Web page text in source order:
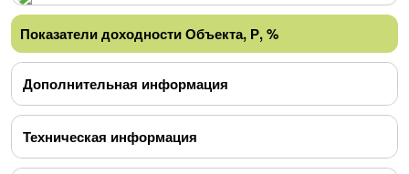
Показатели доходности Объекта, Р, %
Дополнительная информация
Техническая информация